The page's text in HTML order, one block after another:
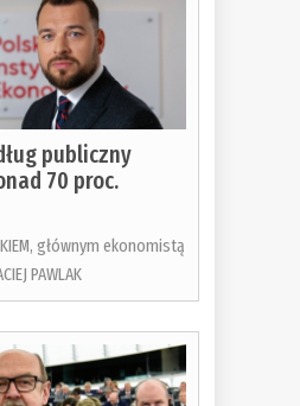
publiczny
70 proc.
głównym ekonomistą
PAWLAK